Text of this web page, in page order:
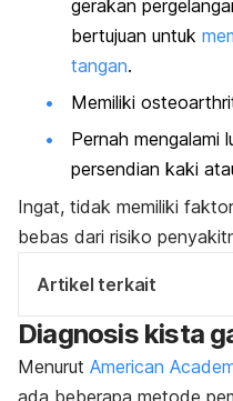
gerakan
bertujuan untuk
tangan.
Memiliki
Pernah mengalami
persendian kaki
Ingat, tidak memiliki
bebas dari risiko
Artikel terkait
Diagnosis kista
Menurut American
ada beberapa metode